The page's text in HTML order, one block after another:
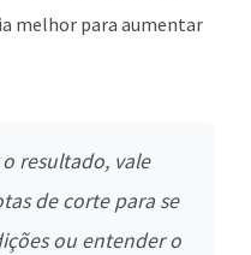
melhor para aumentar
resultado, vale
de corte para se
ou entender o